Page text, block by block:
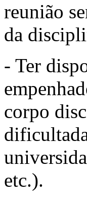
reunião
da
- Ter
corpo
etc.).